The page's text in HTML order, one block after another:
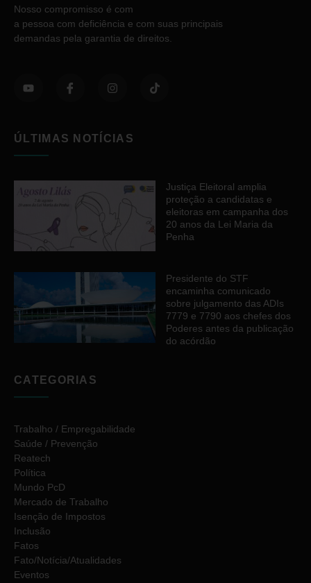
Nosso compromisso é com
a pessoa com deficiência e com suas principais
demandas pela garantia de direitos.
ÚLTIMAS NOTÍCIAS
Justiça Eleitoral amplia
proteção a candidatas e
eleitoras em campanha dos
20 anos da Lei Maria da
Penha
Presidente do STF
encaminha comunicado
sobre julgamento das ADIs
7779 e 7790 aos chefes dos
Poderes antes da publicação
do acórdão
CATEGORIAS
Trabalho / Empregabilidade
Saúde / Prevenção
Reatech
Política
Mundo PcD
Mercado de Trabalho
Isenção de Impostos
Inclusão
Fatos
Fato/Notícia/Atualidades
Eventos